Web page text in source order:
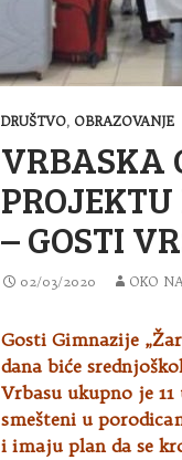
DRUŠTVO, OBRAZOVANJE
VRBASKA
– GOSTI
02/03/2020 OKO
Gosti Gimnazije
dana biće
Vrbasu ukupno je 11
smešteni u
i imaju plan da se